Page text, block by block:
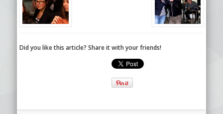
Did you like this article? Share it with your friends!